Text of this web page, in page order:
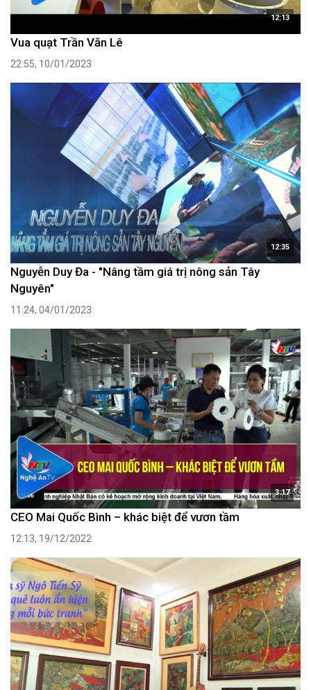
12:13
Vua quạt Trần Văn Lê
22:55, 10/01/2023
12:35
Nguyễn Duy Đa - "Nâng tầm giá trị nông sản Tây
Nguyên"
11:24, 04/01/2023
3:17
CEO Mai Quốc Bình – khác biệt để vươn tầm
12:13, 19/12/2022